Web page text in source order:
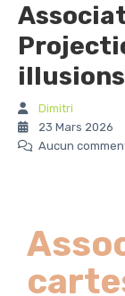
Dimitri
23 Mars 2026
Aucun